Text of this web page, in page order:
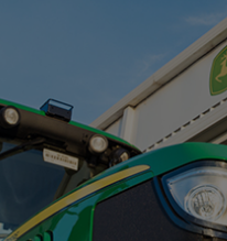
16% melhor distribuição de
9% maior capacidade
(ha/h);